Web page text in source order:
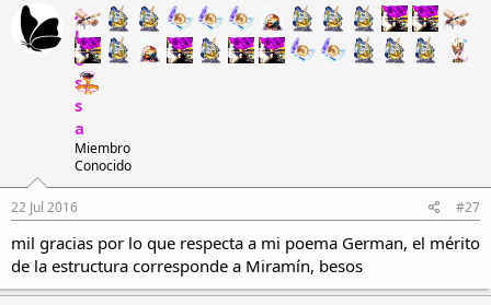
A
l
e
s
s
a
Miembro
Conocido
22 Jul 2016 #27
mil gracias por lo que respecta a mi poema German, el mérito
de la estructura corresponde a Miramín, besos